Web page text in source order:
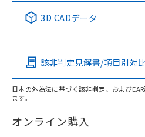
Pb Hg
O
在庫等で未対応品が混在する可
3D CADデータ
該非判定見解書/項目別対
日本の外為法に基づく該非判定、および
ます。
オンライン購入